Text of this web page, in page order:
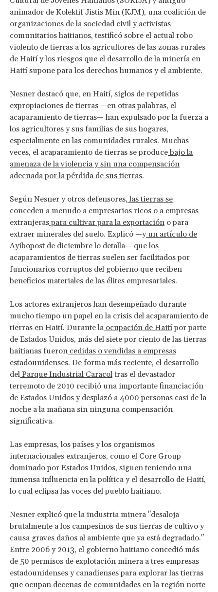
animador de Kolektif Jistis Min (KJM), una coalición de
organizaciones de la sociedad civil y activistas
comunitarios haitianos, testificó sobre el actual robo
violento de tierras a los agricultores de las zonas rurales
de Haití y los riesgos que el desarrollo de la minería en
Haití supone para los derechos humanos y el ambiente.
Nesner destacó que, en Haití, siglos de repetidas
expropiaciones de tierras —en otras palabras, el
acaparamiento de tierras— han expulsado por la fuerza a
los agricultores y sus familias de sus hogares,
especialmente en las comunidades rurales. Muchas
veces, el acaparamiento de tierras se producebajo la
amenaza de la violencia y sin una compensación
adecuada por la pérdida de sus tierras.
Según Nesner y otros defensores, las tierras se
conceden a menudo a empresarios ricos o a empresas
extranjeraspara cultivar para la exportación o para
extraer minerales del suelo. Explicó —yun artículo de
Ayibopost de diciembre lo detalla— que los
acaparamientos de tierras suelen ser facilitados por
funcionarios corruptos del gobierno que reciben
beneficios materiales de las élites empresariales.
Los actores extranjeros han desempeñado durante
mucho tiempo un papel en la crisis del acaparamiento de
tierras en Haití. Durante la ocupación de Haitípor parte
de Estados Unidos, más del siete por ciento de las tierras
haitianas fueron cedidas o vendidas a empresas
estadounidenses. De forma más reciente, el desarrollo
del Parque Industrial Caracol tras el devastador
terremoto de 2010 recibió una importante financiación
de Estados Unidos y desplazó a 4000 personas casi de la
noche a la mañana sin ninguna compensación
significativa.
Las empresas, los países y los organismos
internacionales extranjeros, como el Core Group
dominado por Estados Unidos, siguen teniendo una
inmensa influencia en la política y el desarrollo de Haití,
lo cual eclipsa las voces del pueblo haitiano.
Nesner explicó que la industria minera "desaloja
brutalmente a los campesinos de sus tierras de cultivo y
causa graves daños al ambiente que ya está degradado."
Entre 2006 y 2013, el gobierno haitiano concedió más
de 50 permisos de explotación minera a tres empresas
estadounidenses y canadienses para explorar las tierras
que ocupan decenas de comunidades en la región norte